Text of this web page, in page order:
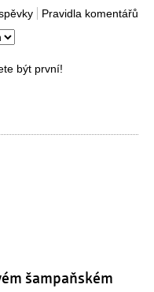
Pravidla komentářů
být první!
šampaňském